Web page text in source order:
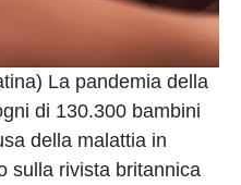
La pandemia della
di 130.300 bambini
della malattia in
sulla rivista britannica